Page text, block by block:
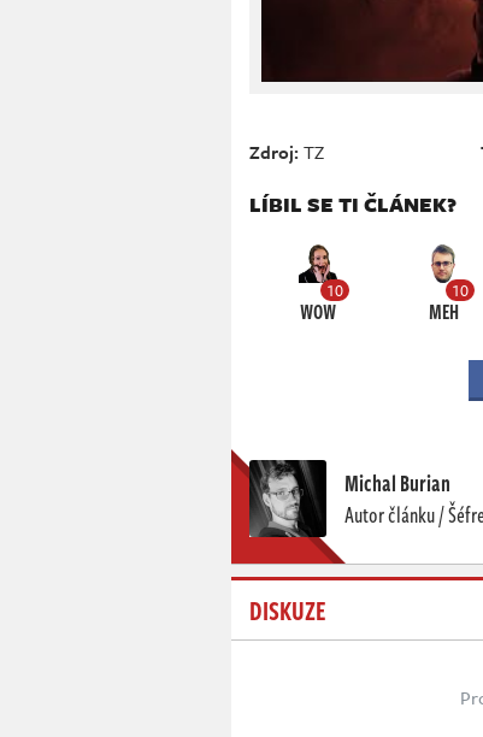
Zdroj:TZ
LÍBIL SE TI ČLÁNEK?
10
WOW
10
MEH
Michal Burian
Autor článku /
DISKUZE